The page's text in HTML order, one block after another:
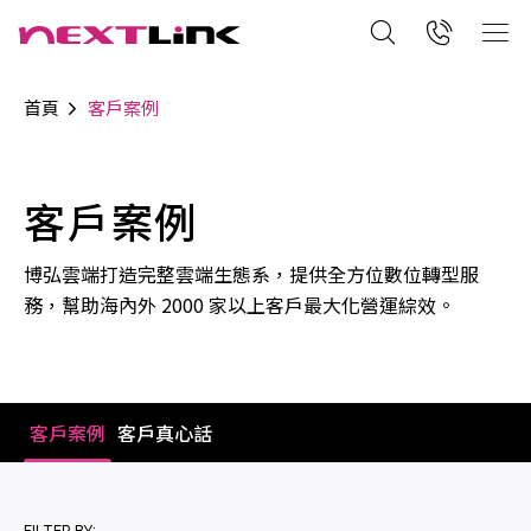
首頁 客戶案例
客戶案例
博弘雲端打造完整雲端生態系，提供全方位數位轉型服
務，幫助海內外 2000 家以上客戶最大化營運綜效。
客戶案例 客戶真心話